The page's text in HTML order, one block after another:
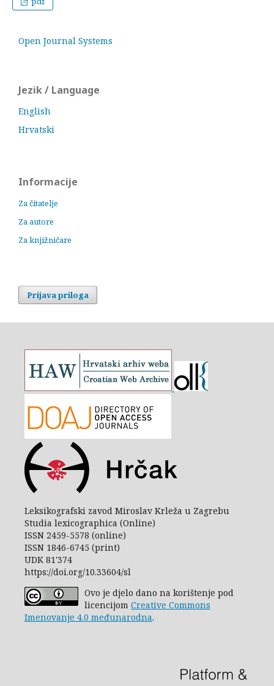
Open Journal Systems
Jezik / Language
English
Hrvatski
Informacije
Za čitatelje
Za autore
Za knjižničare
Prijava priloga
Leksikografski zavod Miroslav Krleža u Zagrebu
Studia lexicographica (Online)
ISSN 2459-5578 (online)
ISSN 1846-6745 (print)
UDK 81'374
https://doi.org/10.33604/sl
Ovo je djelo dano na korištenje pod
licencijom Creative Commons
Imenovanje 4.0 međunarodna.